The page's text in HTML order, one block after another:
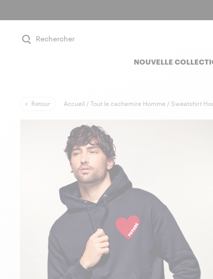
Rechercher
NOUVELLE
Retour Accueil / Tout le cachemire Homme / Sweatshirt